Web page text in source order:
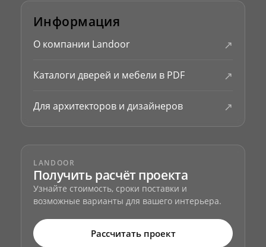
Информация
О компании Landoor ↗
Каталоги дверей и мебели в PDF ↗
Для архитекторов и дизайнеров ↗
LANDOOR
Получить расчёт проекта
Узнайте стоимость, сроки поставки и
возможные варианты для вашего интерьера.
Рассчитать проект